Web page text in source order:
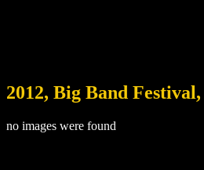
2012, Big Band
no images were found